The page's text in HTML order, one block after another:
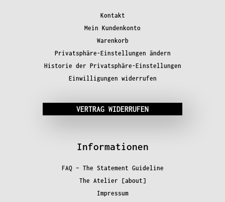
Kontakt
Mein Kundenkonto
Warenkorb
Privatsphäre-Einstellungen ändern
Historie der Privatsphäre-Einstellungen
Einwilligungen widerrufen
VERTRAG WIDERRUFEN
Informationen
FAQ – The Statement Guideline
The Atelier [about]
Impressum